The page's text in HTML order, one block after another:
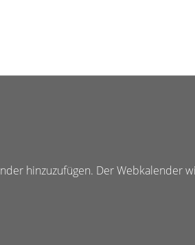
hinzuzufügen. Der Webkalender